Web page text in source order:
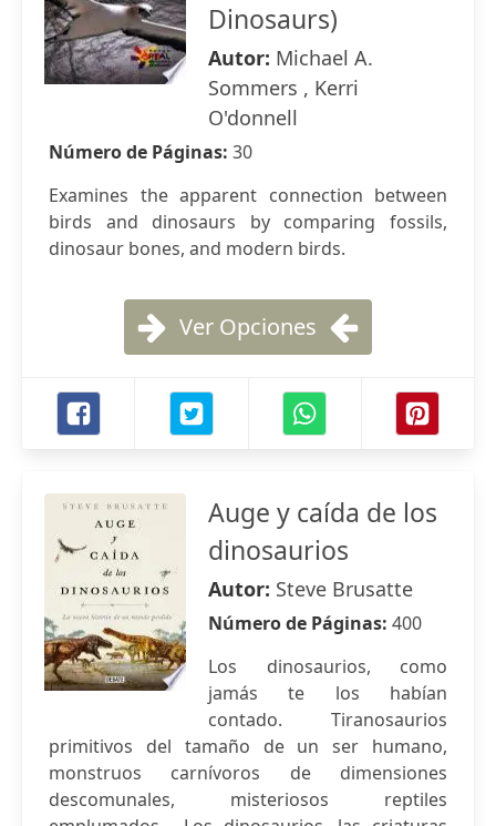
Dinosaurs)
Autor: Michael A.
Sommers , Kerri
O'donnell
Número de Páginas: 30
Examines the apparent connection between
birds and dinosaurs by comparing fossils,
dinosaur bones, and modern birds.
Ver Opciones
Auge y caída de los
dinosaurios
Autor: Steve Brusatte
Número de Páginas: 400
Los dinosaurios, como
jamás te los habían
contado. Tiranosaurios
primitivos del tamaño de un ser humano,
monstruos carnívoros de dimensiones
descomunales, misteriosos reptiles